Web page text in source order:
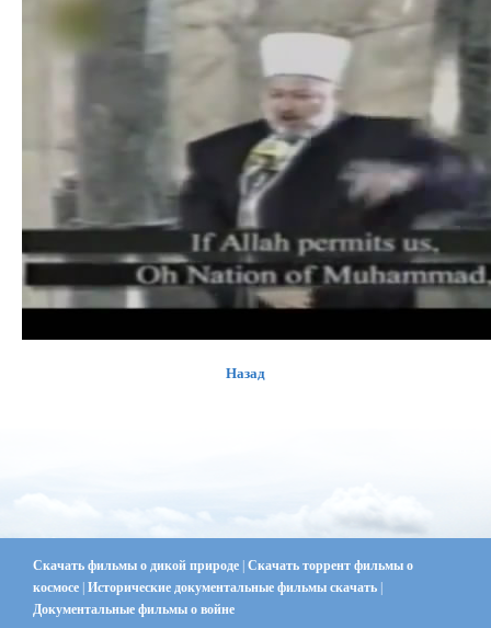
Назад
Скачать фильмы о дикой природе | Скачать торрент фильмы о
космосе | Исторические документальные фильмы скачать |
Документальные фильмы о войне